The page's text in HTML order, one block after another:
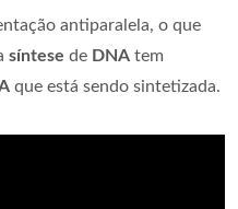
antiparalela, o que
síntese de DNA tem
que está sendo sintetizada.